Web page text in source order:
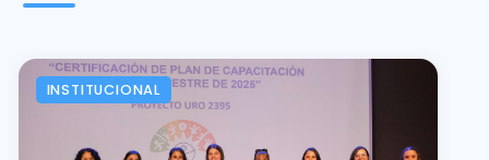
INSTITUCIONAL